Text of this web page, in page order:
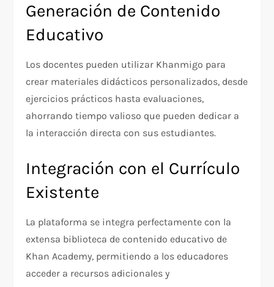
Generación de Contenido
Educativo
Los docentes pueden utilizar Khanmigo para
crear materiales didácticos personalizados, desde
ejercicios prácticos hasta evaluaciones,
ahorrando tiempo valioso que pueden dedicar a
la interacción directa con sus estudiantes.
Integración con el Currículo
Existente
La plataforma se integra perfectamente con la
extensa biblioteca de contenido educativo de
Khan Academy, permitiendo a los educadores
acceder a recursos adicionales y